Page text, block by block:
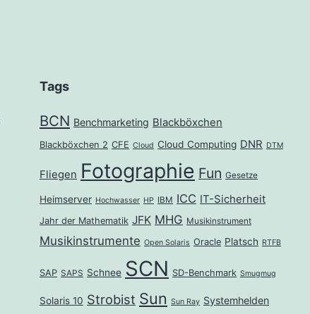
Tags
BCN Benchmarketing Blackböxchen
Blackböxchen 2 CFE Cloud Cloud Computing DNR DTM
Fliegen Fotographie Fun Gesetze
Heimserver Hochwasser HP IBM ICC IT-Sicherheit
Jahr der Mathematik JFK MHG Musikinstrument
Musikinstrumente Open Solaris Oracle Platsch RTFB
SAP SAPS Schnee SCN SD-Benchmark Smugmug
Solaris 10 Strobist Sun Sun Ray Systemhelden